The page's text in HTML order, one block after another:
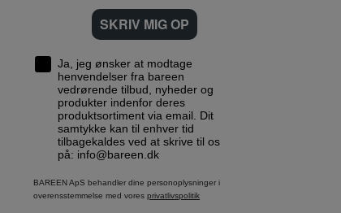
SKRIV MIG OP
Ja, jeg ønsker at modtage
henvendelser fra bareen
vedrørende tilbud, nyheder og
produkter indenfor deres
produktsortiment via email. Dit
samtykke kan til enhver tid
tilbagekaldes ved at skrive til os
på: info@bareen.dk
BAREEN ApS behandler dine personoplysninger i
overensstemmelse med vores privatlivspolitik